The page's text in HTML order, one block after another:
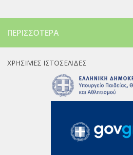
ΠΕΡΙΣΣΌΤΕΡΑ
ΧΡΉΣΙΜΕΣ ΙΣΤΟΣΕΛΊΔΕΣ